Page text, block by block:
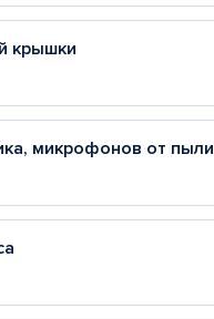
крышки
микрофонов от пыли